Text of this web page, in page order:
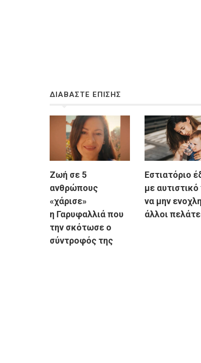
ΔΙΑΒΑΣΤΕ ΕΠΙΣΗΣ
Ζωή σε 5
ανθρώπους
«χάρισε»
η Γαρυφαλλιά που
την σκότωσε ο
σύντροφός της
Εστιατόριο
με αυτιστικό
να μην
άλλοι